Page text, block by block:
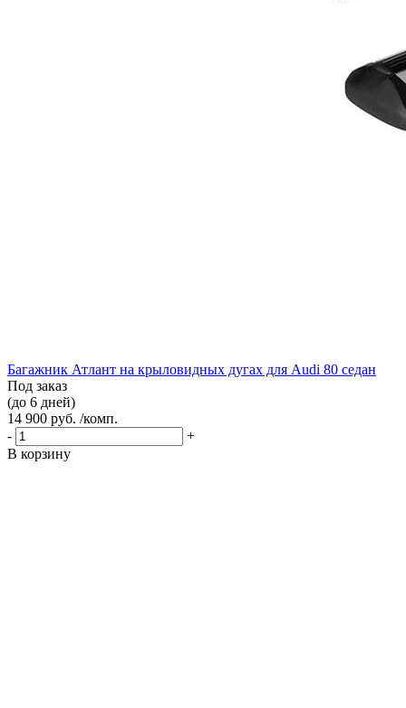
Багажник Атлант на крыловидных дугах для Audi 80 седан
Под заказ
(до 6 дней)
14 900 руб. /комп.
-
+
В корзину